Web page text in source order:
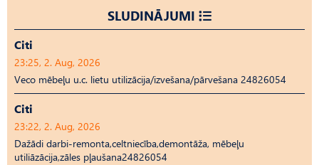
SLUDINĀJUMI
Citi
23:25, 2. Aug, 2026
Veco mēbeļu u.c. lietu utilizācija/izvešana/pārvešana 24826054
Citi
23:22, 2. Aug, 2026
Dažādi darbi-remonta,celtniecība,demontāža, mēbeļu
utiliāzācija,zāles pļaušana24826054